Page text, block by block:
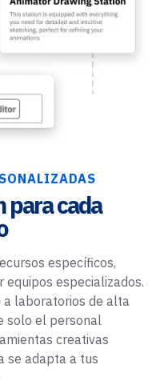
para cada
específicos,
equipos especializados.
a laboratorios de alta
solo el personal
creativas
se adapta a tus